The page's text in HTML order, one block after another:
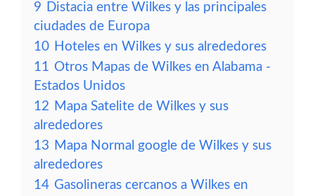
9 Distacia entre Wilkes y las principales
ciudades de Europa
10 Hoteles en Wilkes y sus alrededores
11 Otros Mapas de Wilkes en Alabama -
Estados Unidos
12 Mapa Satelite de Wilkes y sus
alrededores
13 Mapa Normal google de Wilkes y sus
alrededores
14 Gasolineras cercanos a Wilkes en